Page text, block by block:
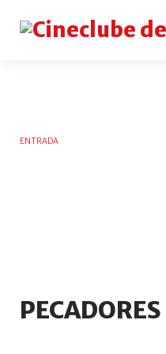
ENTRADA
PECADORES